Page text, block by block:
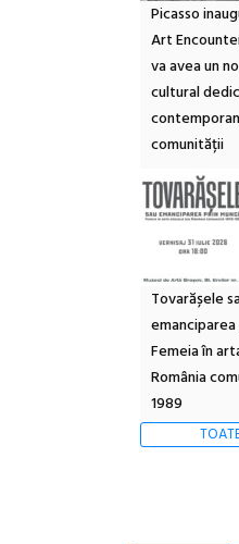
Picasso
Art
va avea un
cultural
comunității
Tovarășele
Femeia în
România
1989